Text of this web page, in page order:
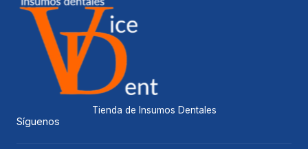
Tienda de Insumos Dentales
Síguenos